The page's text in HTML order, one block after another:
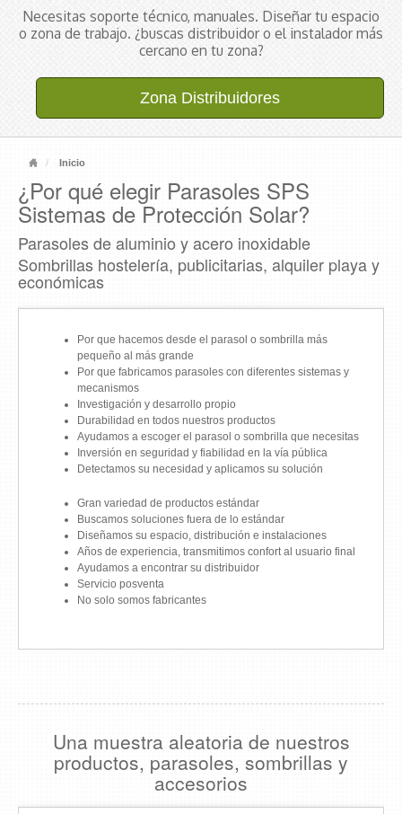
Zona Distribuidores
Necesitas soporte técnico, manuales. Diseñar tu espacio
o zona de trabajo. ¿buscas distribuidor o el instalador más
cercano en tu zona?
Inicio
¿Por qué elegir Parasoles SPS
Sistemas de Protección Solar?
Parasoles de aluminio y acero inoxidable
Sombrillas hostelería, publicitarias, alquiler playa y
económicas
Por que hacemos desde el parasol o sombrilla más
pequeño al más grande
Por que fabricamos parasoles con diferentes sistemas y
mecanismos
Investigación y desarrollo propio
Durabilidad en todos nuestros productos
Ayudamos a escoger el parasol o sombrilla que necesitas
Inversión en seguridad y fiabilidad en la vía pública
Detectamos su necesidad y aplicamos su solución
Gran variedad de productos estándar
Buscamos soluciones fuera de lo estándar
Diseñamos su espacio, distribución e instalaciones
Años de experiencia, transmitimos confort al usuario final
Ayudamos a encontrar su distribuidor
Servicio posventa
No solo somos fabricantes
Una muestra aleatoria de nuestros
productos, parasoles, sombrillas y
accesorios